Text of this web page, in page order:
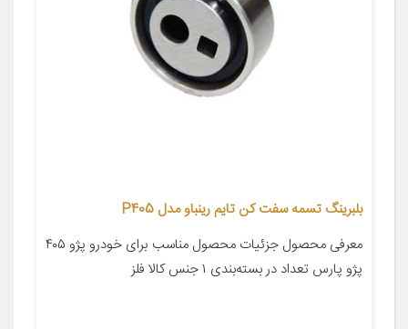
بلبرینگ تسمه سفت کن تایم رینباو مدل P405
معرفی محصول جزئیات محصول مناسب برای خودرو پژو ۴۰۵
پژو پارس تعداد در بسته‌بندی ۱ جنس کالا فلز